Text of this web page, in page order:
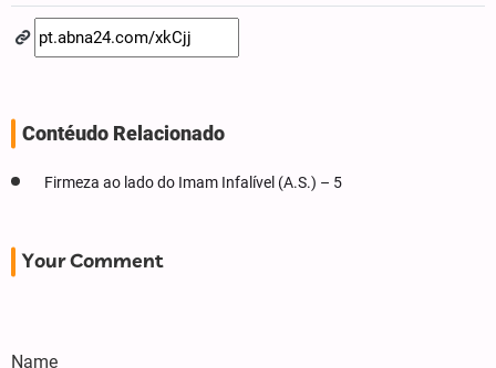
Contéudo Relacionado
Firmeza ao lado do Imam Infalível (A.S.) – 5
Your Comment
Name